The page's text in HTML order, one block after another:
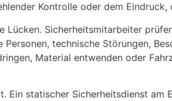
Kontrolle oder dem
Lücken. Sicherheitsmitarbeiter
technische Störungen,
Material entwenden oder
Ein statischer Sicherheitsdienst am